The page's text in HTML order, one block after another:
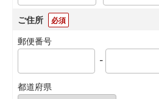
ご住所 必須
郵便番号
-
都道府県